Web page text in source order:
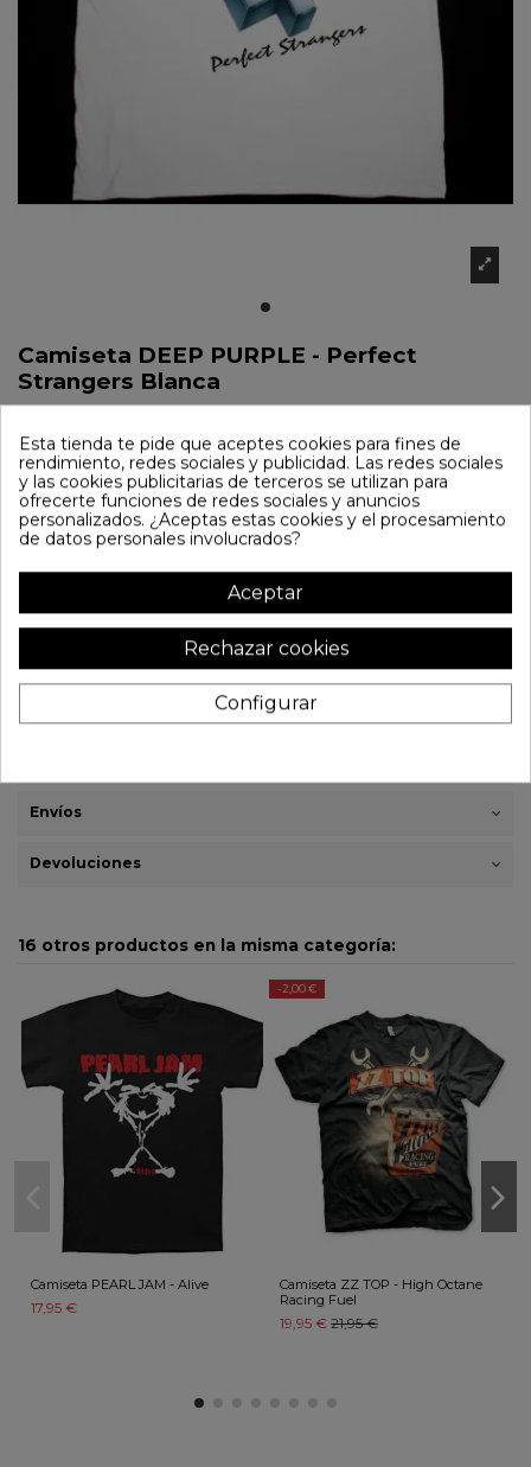
Camiseta DEEP PURPLE - Perfect
Strangers Blanca
Referencia CM-78
17,50 €
Talla
Añadir al carrito
70S
Envíos
Devoluciones
16 otros productos en la misma categoría:
Camiseta PEARL JAM - Alive
17,95 €
-2,00 €
Camiseta ZZ TOP - High Octane
Racing Fuel
19,95 € 21,95 €
Esta tienda te pide que aceptes cookies para fines de
rendimiento, redes sociales y publicidad. Las redes sociales
y las cookies publicitarias de terceros se utilizan para
ofrecerte funciones de redes sociales y anuncios
personalizados. ¿Aceptas estas cookies y el procesamiento
de datos personales involucrados?
Aceptar
Rechazar cookies
Configurar